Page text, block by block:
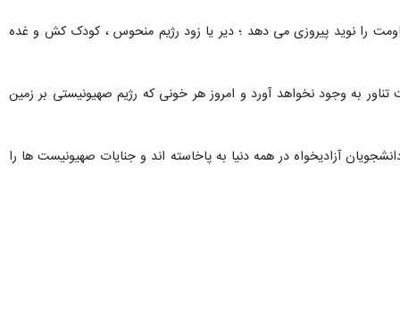
را نوید پیروزی می دهد ؛ دیر یا زود رژیم منحوس ، کودک کش و غده
به وجود نخواهد آورد و امروز هر خونی که رژیم صهیونیستی بر زمین
آزادیخواه در همه دنیا به پاخاسته اند و جنایات صهیونیست ها را